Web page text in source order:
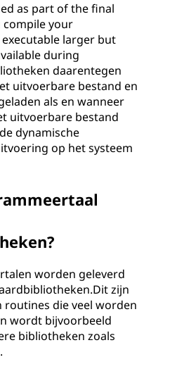
as part of the final
compile your
larger but
during
daarentegen
uitvoerbare bestand en
als en wanneer
uitvoerbare bestand
dynamische
op het systeem
worden geleverd
zijn
routines die veel worden
wordt bijvoorbeeld
bibliotheken zoals